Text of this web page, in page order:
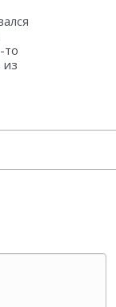
то
из